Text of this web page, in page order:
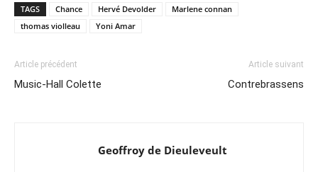
TAGS Chance Hervé Devolder
Marlene connan
thomas violleau
Yoni Amar
Article précédent
Music-Hall Colette
Article suivant
Contrebrassens
Geoffroy de Dieuleveult